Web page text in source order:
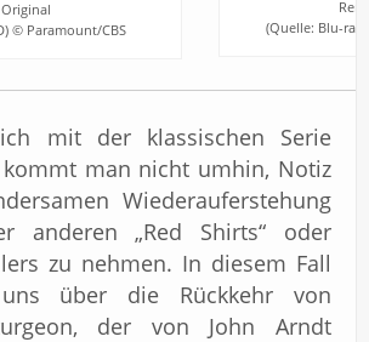
Original
© Paramount/CBS
(Quelle: Blu-
mit der klassischen Serie
kommt man nicht umhin, Notiz
Wiederauferstehung
anderen „Red Shirts“ oder
zu nehmen. In diesem Fall
über die Rückkehr von
der von John Arndt